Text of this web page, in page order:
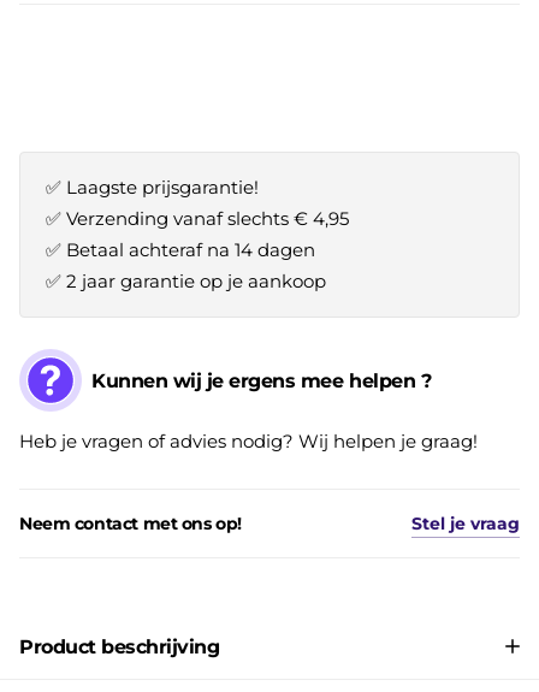
✅ Laagste prijsgarantie!
✅ Verzending vanaf slechts € 4,95
✅ Betaal achteraf na 14 dagen
✅ 2 jaar garantie op je aankoop
Kunnen wij je ergens mee helpen ?
Heb je vragen of advies nodig? Wij helpen je graag!
Neem contact met ons op! Stel je vraag
Product beschrijving